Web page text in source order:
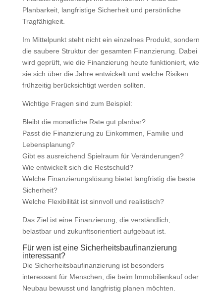
Planbarkeit, langfristige Sicherheit und persönliche
Tragfähigkeit.
Im Mittelpunkt steht nicht ein einzelnes Produkt, sondern
die saubere Struktur der gesamten Finanzierung. Dabei
wird geprüft, wie die Finanzierung heute funktioniert, wie
sie sich über die Jahre entwickelt und welche Risiken
frühzeitig berücksichtigt werden sollten.
Wichtige Fragen sind zum Beispiel:
Bleibt die monatliche Rate gut planbar?
Passt die Finanzierung zu Einkommen, Familie und
Lebensplanung?
Gibt es ausreichend Spielraum für Veränderungen?
Wie entwickelt sich die Restschuld?
Welche Finanzierungslösung bietet langfristig die beste
Sicherheit?
Welche Flexibilität ist sinnvoll und realistisch?
Das Ziel ist eine Finanzierung, die verständlich,
belastbar und zukunftsorientiert aufgebaut ist.
Für wen ist eine Sicherheitsbaufinanzierung
interessant?
Die Sicherheitsbaufinanzierung ist besonders
interessant für Menschen, die beim Immobilienkauf oder
Neubau bewusst und langfristig planen möchten.